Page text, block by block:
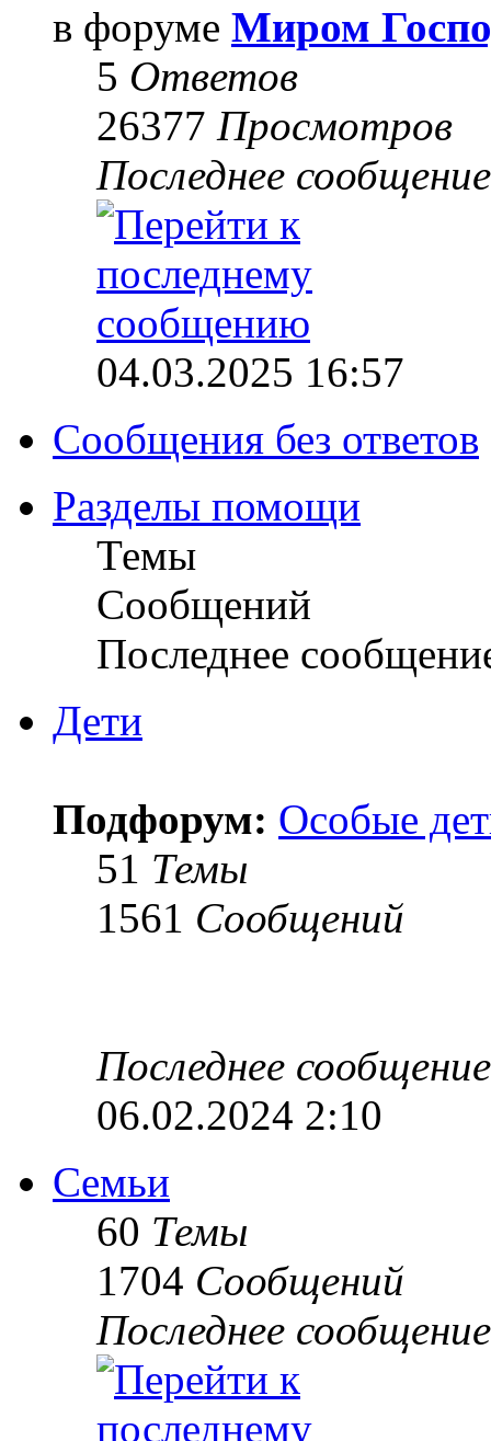
в форуме Миром
5 Ответов
26377 Просмотров
Последнее
04.03.2025 16:57
Сообщения без ответов
Разделы помощи
Темы
Сообщений
Последнее
Дети
Подфорум: Особые
51 Темы
1561 Сообщений
Последнее сообщение
06.02.2024 2:10
Семьи
60 Темы
1704 Сообщений
Последнее сообщение